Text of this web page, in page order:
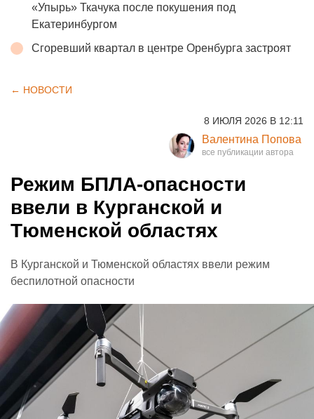
«Упырь» Ткачука после покушения под
Екатеринбургом
Сгоревший квартал в центре Оренбурга застроят
← НОВОСТИ
8 ИЮЛЯ 2026 В 12:11
Валентина Попова
Режим БПЛА-опасности
ввели в Курганской и
Тюменской областях
В Курганской и Тюменской областях ввели режим
беспилотной опасности